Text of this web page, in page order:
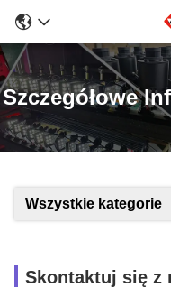
Szczegółowe
Wszystkie kategorie
Skontaktuj się z